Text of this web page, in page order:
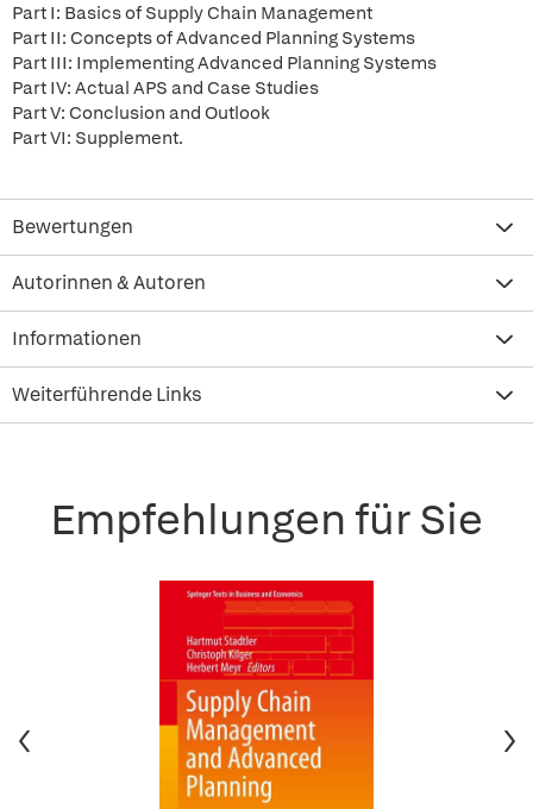
Part I: Basics of Supply Chain Management
Part II: Concepts of Advanced Planning Systems
Part III: Implementing Advanced Planning Systems
Part IV: Actual APS and Case Studies
Part V: Conclusion and Outlook
Part VI: Supplement.
Bewertungen
Autorinnen & Autoren
Informationen
Weiterführende Links
Empfehlungen für Sie